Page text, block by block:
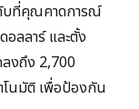
กับที่คุณคาดการณ์
ลลาร์ และตั้ง
งถึง 2,700
โนมัติ เพื่อป้องกัน